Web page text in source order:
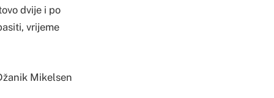
dvije i po
vrijeme
Mikelsen